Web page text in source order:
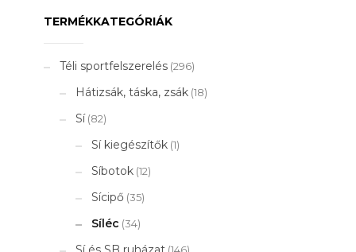
TERMÉKKATEGÓRIÁK
Téli sportfelszerelés (296)
Hátizsák, táska, zsák (18)
Sí (82)
Sí kiegészítők (1)
Síbotok (12)
Sícipő (35)
Síléc (34)